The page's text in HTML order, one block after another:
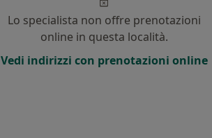
Lo specialista non offre prenotazioni
online in questa località.
Vedi indirizzi con prenotazioni online